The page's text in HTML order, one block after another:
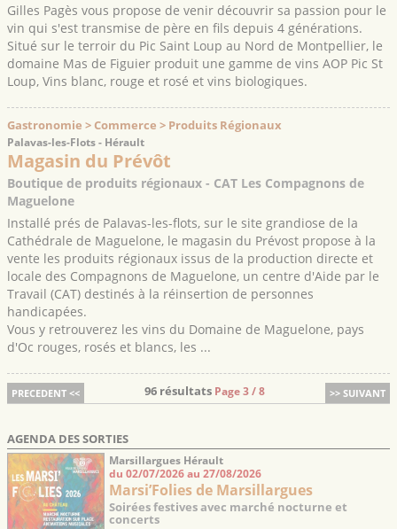
Gilles Pagès vous propose de venir découvrir sa passion pour le
vin qui s'est transmise de père en fils depuis 4 générations.
Situé sur le terroir du Pic Saint Loup au Nord de Montpellier, le
domaine Mas de Figuier produit une gamme de vins AOP Pic St
Loup, Vins blanc, rouge et rosé et vins biologiques.
Gastronomie > Commerce > Produits Régionaux
Palavas-les-Flots - Hérault
Magasin du Prévôt
Boutique de produits régionaux - CAT Les Compagnons de
Maguelone
Installé prés de Palavas-les-flots, sur le site grandiose de la
Cathédrale de Maguelone, le magasin du Prévost propose à la
vente les produits régionaux issus de la production directe et
locale des Compagnons de Maguelone, un centre d'Aide par le
Travail (CAT) destinés à la réinsertion de personnes
handicapées.
Vous y retrouverez les vins du Domaine de Maguelone, pays
d'Oc rouges, rosés et blancs, les ...
PRECEDENT << >> SUIVANT
96 résultats Page 3 / 8
AGENDA DES SORTIES
Marsillargues Hérault
du 02/07/2026 au 27/08/2026
Marsi’Folies de Marsillargues
Soirées festives avec marché nocturne et
concerts